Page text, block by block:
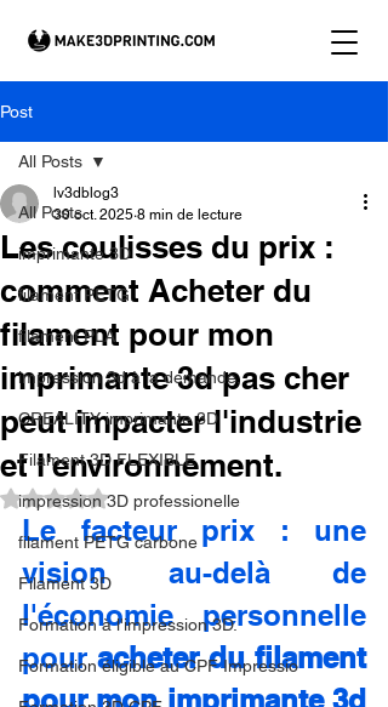
Post
All Posts
imprimante 3D
filament PETG
filament PLA
impression 3d à la demande.
CREALITY imprimante 3D
Filament 3D FLEXIBLE
impression 3D professionelle
filament PETG carbone
Filament 3D
Formation à l'impression 3D.
Formation éligible au CPF Impressio
All Posts
Les coulisses du prix :
comment Acheter du
filament pour mon
imprimante 3d pas cher
peut impacter l'industrie
et l'environnement.
lv3dblog3
30 oct. 2025 8 min de lecture
Noté NaN étoiles sur 5.
Le facteur prix : une
vision au-delà de
l'économie personnelle
pour acheter du filament
pour mon imprimante 3d